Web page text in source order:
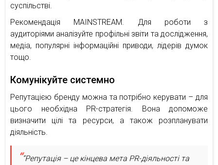
суспільстві.
Рекомендація MAINSTREAM. Для роботи з
аудиторіями аналізуйте профільні звіти та дослідження,
медіа, популярні інформаційні приводи, лідерів думок
тощо.
Комунікуйте системно
Репутацією бренду можна та потрібно керувати – для
цього необхідна PR-стратегія. Вона допоможе
визначити цілі та ресурси, а також розпланувати
діяльність.
“Репутація – це кінцева мета PR-діяльності та